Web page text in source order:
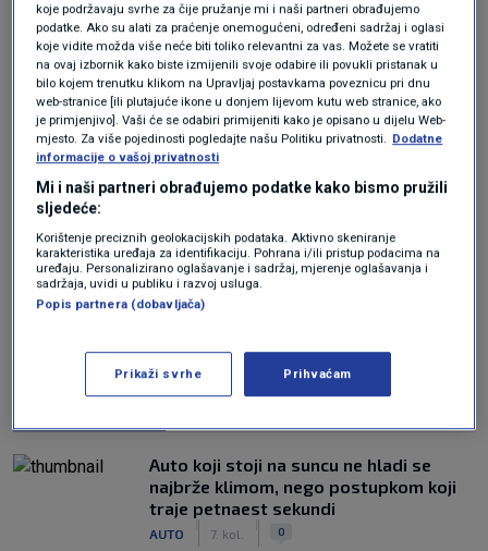
Oglas
NAJČITANIJE
Auto koji stoji na suncu ne hladi se
najbrže klimom, nego postupkom koji
traje petnaest sekundi
AUTO 7. kol. 0
koje podržavaju svrhe za čije pružanje mi i naši partneri obrađujemo
podatke. Ako su alati za praćenje onemogućeni, određeni sadržaj i oglasi
koje vidite možda više neće biti toliko relevantni za vas. Možete se vratiti
na ovaj izbornik kako biste izmijenili svoje odabire ili povukli pristanak u
bilo kojem trenutku klikom na Upravljaj postavkama poveznicu pri dnu
web-stranice [ili plutajuće ikone u donjem lijevom kutu web stranice, ako
je primjenjivo]. Vaši će se odabiri primijeniti kako je opisano u dijelu Web-
mjesto. Za više pojedinosti pogledajte našu Politiku privatnosti. Dodatne
informacije o vašoj privatnosti
Mi i naši partneri obrađujemo podatke kako bismo pružili
sljedeće:
Korištenje preciznih geolokacijskih podataka. Aktivno skeniranje
karakteristika uređaja za identifikaciju. Pohrana i/ili pristup podacima na
uređaju. Personalizirano oglašavanje i sadržaj, mjerenje oglašavanja i
sadržaja, uvidi u publiku i razvoj usluga.
Popis partnera (dobavljača)
Prikaži svrhe Prihvaćam